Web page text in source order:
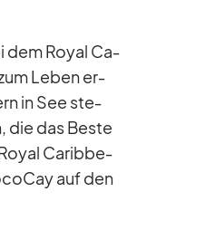
dem Royal Ca­
Le­ben er­
in See ste­
die das Beste
Ca­rib­be­
auf den